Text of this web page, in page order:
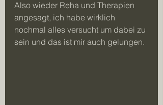
Also wieder Reha und Therapien
angesagt, ich habe wirklich
nochmal alles versucht um dabei zu
sein und das ist mir auch gelungen.